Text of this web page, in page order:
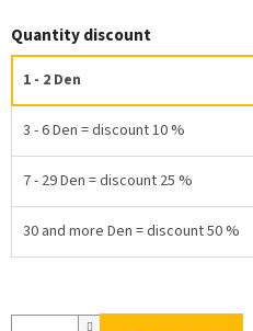
Quantity discount
1 - 2 Den
3 - 6 Den = discount 10 %
7 - 29 Den = discount 25 %
30 and more Den = discount 50 %